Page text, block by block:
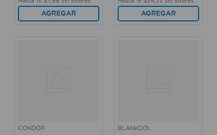
AGREGAR AGREGAR
CONDOR BLANKCOL